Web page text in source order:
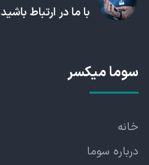
با ما در ارتباط باشید
سوما میکسر
خانه
درباره سوما